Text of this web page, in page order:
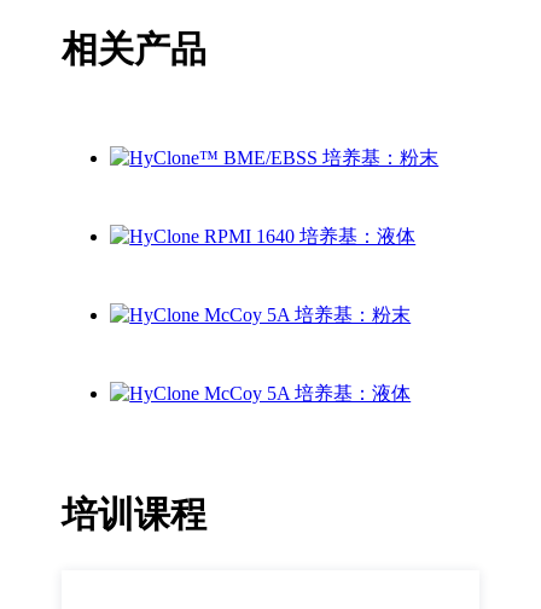
相关产品
培训课程